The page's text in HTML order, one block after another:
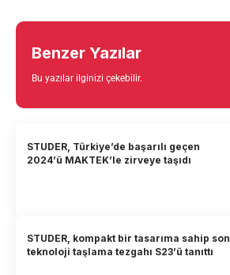
Benzer Yazılar
Bu yazılar ilginizi çekebilir.
STUDER, Türkiye’de başarılı geçen
2024’ü MAKTEK’le zirveye taşıdı
STUDER, kompakt bir tasarıma sahip son
teknoloji taşlama tezgahı S23’ü tanıttı